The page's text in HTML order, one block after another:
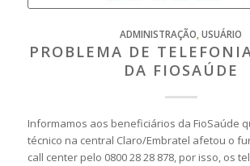
ADMINISTRAÇÃO ,USUÁRIO
PROBLEMA DE
DA FIOSAÚDE
Informamos aos beneficiários da FioSaúde
técnico na central Claro/Embratel afetou o
call center pelo 0800 28 28 878, por isso, os